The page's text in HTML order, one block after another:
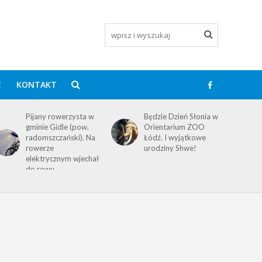
KONTAKT
Pijany rowerzysta w
gminie Gidle (pow.
radomszczański). Na
rowerze
elektrycznym wjechał
do rowu
Będzie Dzień Słonia w
Orientarium ZOO
Łódź. I wyjątkowe
urodziny Shwe!